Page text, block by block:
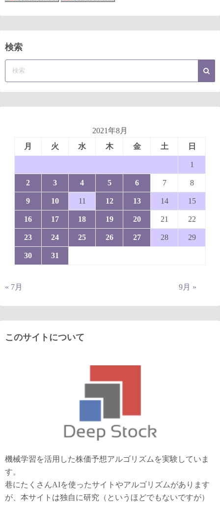
検索
2021年8月
月
火 水 木 金 土 日
1
2 3 4 5 6 7 8
9 10 11 12 13 14 15
16 17 18 19 20 21 22
23 24 25 26 27 28 29
30 31
« 7月 9月 »
このサイトについて
機械学習を活用した株価予想アルゴリズムを実験していま
す。
巷にたくさんAIを使ったサイトやアルゴリズムがあります
が、本サイトは独自に研究（というほどでもないですが）